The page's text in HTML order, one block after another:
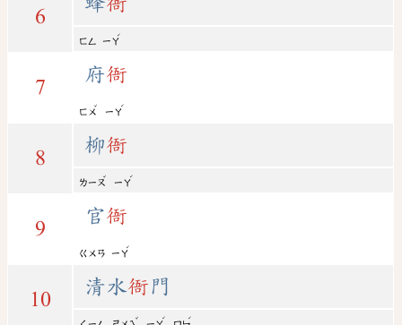
6
ㄈㄥ ㄧㄚ
ˊ
7
府衙
ㄈㄨ
ˇ
ㄧㄚ
ˊ
8
柳衙
ㄌㄧㄡ
ˇ
ㄧㄚ
ˊ
9
官衙
ㄍㄨㄢ ㄧㄚ
ˊ
10
清水衙門
ˇ ˊ ˊ